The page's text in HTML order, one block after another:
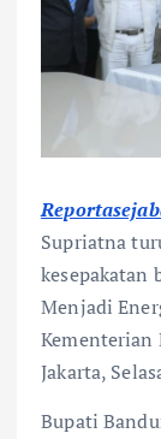
Supriatna
kesepakatan
Menjadi
Kementerian
Jakarta,
Bupati